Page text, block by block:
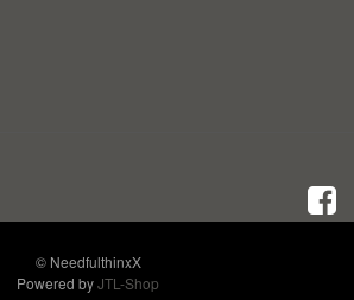
© NeedfulthinxX
Powered byJTL-Shop